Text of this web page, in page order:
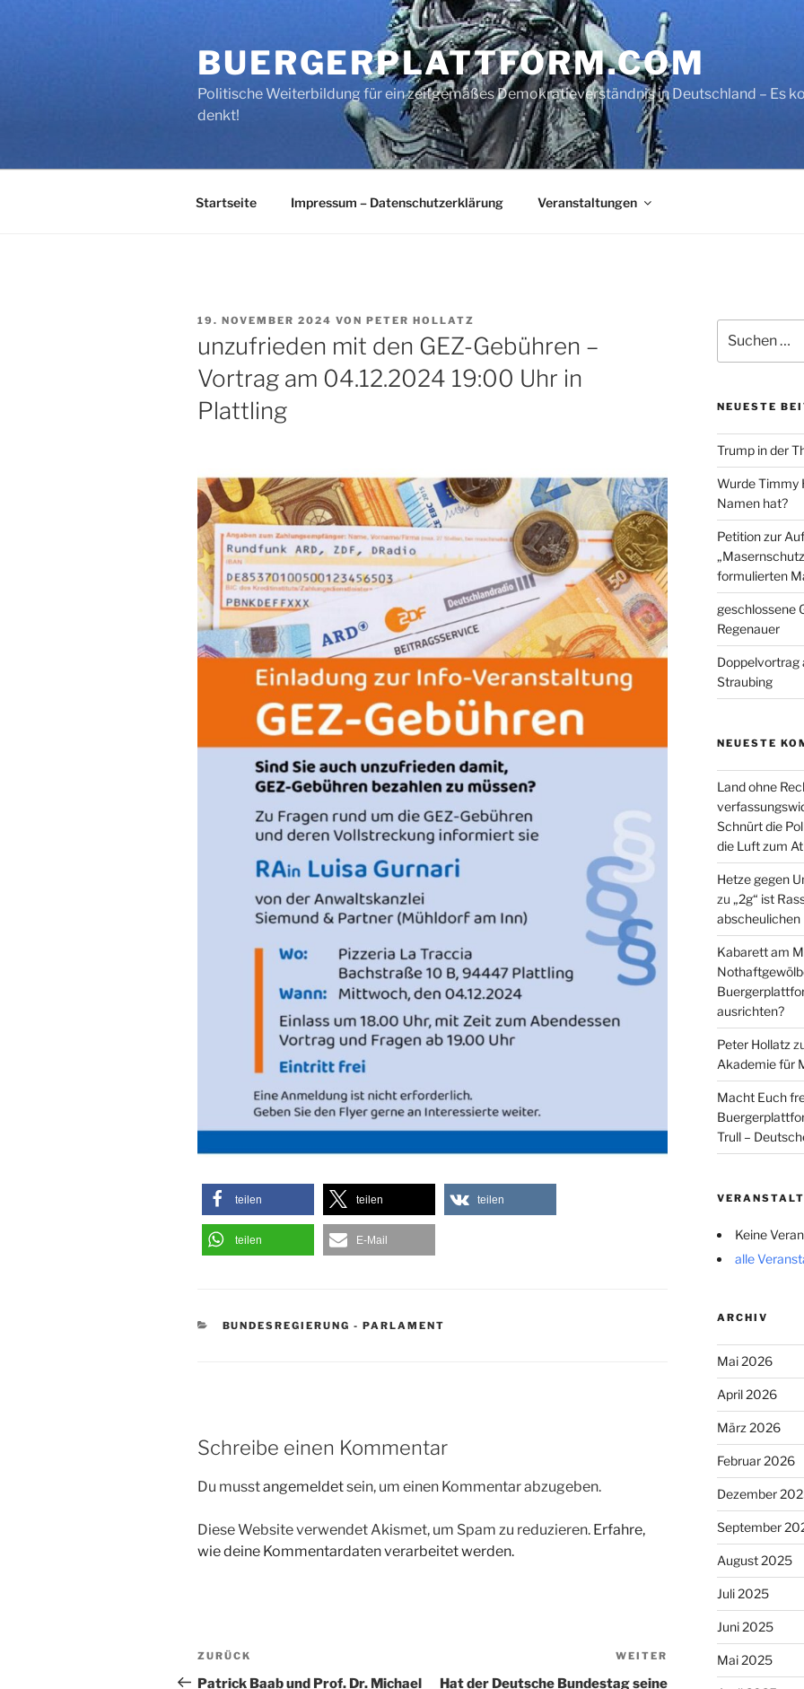
BUERGERPLATTFORM.COM
Politische Weiterbildung für ein zeitgemäßes Demokratieverständnis in Deutschland – Es
denkt!
Startseite Impressum – Datenschutzerklärung Veranstaltungen
VERÖFFENTLICHT
19. NOVEMBER 2024 VON PETER HOLLATZ
unzufrieden mit den GEZ-Gebühren –
Vortrag am 04.12.2024 19:00 Uhr in
Plattling
teilen teilen teilen
teilen E-Mail
KATEGORIEN
BUNDESREGIERUNG - PARLAMENT
Schreibe einen Kommentar
Du musstangemeldetsein, um einen Kommentar abzugeben.
Diese Website verwendet Akismet, um Spam zu reduzieren. Erfahre,
wie deine Kommentardaten verarbeitet werden.
Beitragsnavigation
Vorheriger
Beitrag
ZURÜCK
Patrick Baab und Prof. Dr. Michael
Nächster
Beitrag
WEITER
Hat der Deutsche Bundestag seine
nach:
NEUESTE
Trump in der
Wurde Timmy
Namen hat?
Petition zur
formulierten
geschlossene
Regenauer
Doppelvortrag
Straubing
NEUESTE
Land ohne
Schnürt die
die Luft zum
Hetze gegen
zu „2g“ ist
abscheulichen
Kabarett am
ausrichten?
Peter Hollatz
Akademie für
Macht Euch
Trull –
Keine
alle
ARCHIV
Mai 2026
April 2026
März 2026
Februar 2026
Dezember
September
August 2025
Juli 2025
Juni 2025
Mai 2025